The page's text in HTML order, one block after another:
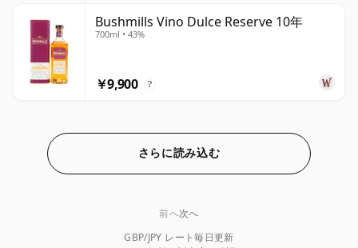
Bushmills Vino Dulce Reserve 10年
700ml • 43%
￥9,900 ?
さらに読み込む
GBP/JPY レート毎日更新
前へ次へ